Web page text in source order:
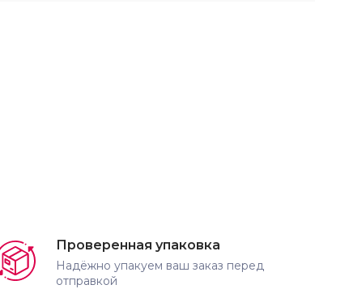
Проверенная упаковка
Надёжно упакуем ваш заказ перед
отправкой